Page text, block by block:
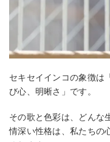
セキセイインコの象徴は
び心、明晰さ」です。
その歌と色彩は、どんな
情深い性格は、私たちの